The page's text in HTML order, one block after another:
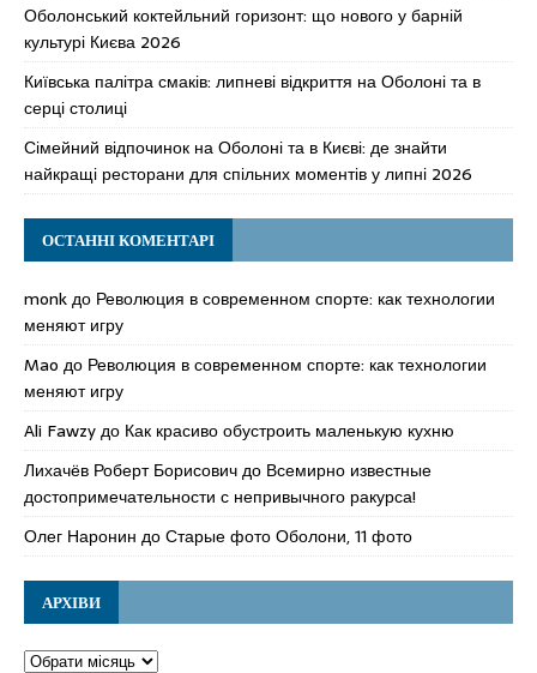
Оболонський коктейльний горизонт: що нового у барній
культурі Києва 2026
Київська палітра смаків: липневі відкриття на Оболоні та в
серці столиці
Сімейний відпочинок на Оболоні та в Києві: де знайти
найкращі ресторани для спільних моментів у липні 2026
ОСТАННІ КОМЕНТАРІ
monkдо Революция в современном спорте: как технологии
меняют игру
Mao до Революция в современном спорте: как технологии
меняют игру
Ali Fawzyдо Как красиво обустроить маленькую кухню
Лихачёв Роберт Борисовичдо Всемирно известные
достопримечательности с непривычного ракурса!
Олег Наронин доСтарые фото Оболони, 11 фото
АРХІВИ